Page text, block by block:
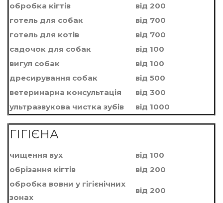
обробка кігтів
вiд 200
готель для собак
вiд 700
готель для котiв
вiд 700
садочок для собак
вiд 100
вигул собак
вiд 100
дресирування собак
вiд 500
ветеринарна консультація
вiд 300
ультразвукова чистка зубiв
вiд 1000
ГІГІЄНА
чищення вух
вiд 100
обрізання кігтів
вiд 200
обробка вовни у гігієнічних
зонах
вiд 200